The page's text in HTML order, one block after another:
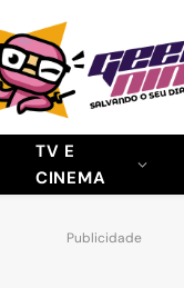
TV E
CINEMA
Publicidade